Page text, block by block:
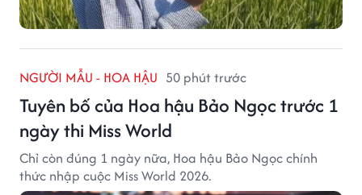
NGƯỜI MẪU - HOA HẬU 50 phút trước
Tuyên bố của Hoa hậu Bảo Ngọc trước 1
ngày thi Miss World
Chỉ còn đúng 1 ngày nữa, Hoa hậu Bảo Ngọc chính
thức nhập cuộc Miss World 2026.